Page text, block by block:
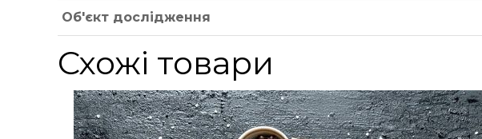
Об'єкт дослідження
Схожі товари